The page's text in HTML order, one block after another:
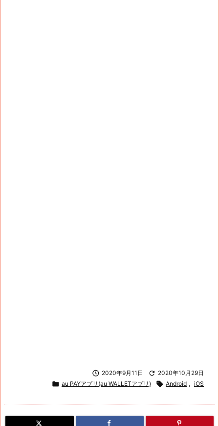
 2020年9月11日  2020年10月29日
 au PAYアプリ(au WALLETアプリ)  Android , iOS